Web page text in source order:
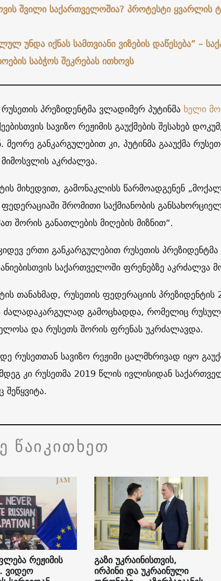
შვილი საქართველოშია? პროტესტი ყვარლის
უნდა იქნას სამთვიანი ვიზების დაწესება” –
საბჭოს შეკრებას ითხოვს
პრეზიდენტმა ვლადიმერ პუტინმა ხელი
სავიზო რეჟიმის გაუქმების შესახებ
მეორე განკარგულებით კი, პუტინმა გააუქმა
აკრძალვა.
მიხედვით, გამონაკლისს წარმოადგენენ
შრომითი საქმიანობის
შორის განათლების მიღების მიზნით“.
ერთი განკარგულებით რუსეთის
საქართველოში ფრენებზე აკრძალვა
თანახმად, რუსეთის ფედერაციის პრეზიდენტის
ძალადაკარგულად გამოცხადდა, რომელიც რუსულ
და რუსეთს შორის ფრენას უკრძალავდა.
რუსეთთან სავიზო რეჟიმი ცალმხრივად იყო
კი რუსეთმა 2019 წლის ივლისიდან
შეწყვიტა.
წაიკითხეთ
რეჟიმის
ვიდეო
გაზი უკრაინისთვის,
ირპინი და უკრაინული